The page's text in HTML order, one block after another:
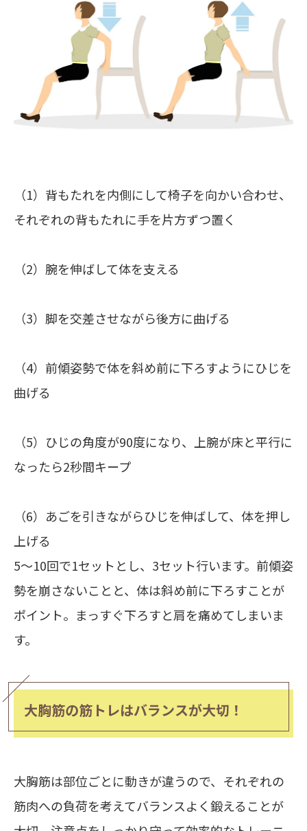
（1）背もたれを内側にして椅子を向かい合わせ、
それぞれの背もたれに手を片方ずつ置く
（2）腕を伸ばして体を支える
（3）脚を交差させながら後方に曲げる
（4）前傾姿勢で体を斜め前に下ろすようにひじを
曲げる
（5）ひじの角度が90度になり、上腕が床と平行に
なったら2秒間キープ
（6）あごを引きながらひじを伸ばして、体を押し
上げる
5～10回で1セットとし、3セット行います。前傾姿
勢を崩さないことと、体は斜め前に下ろすことが
ポイント。まっすぐ下ろすと肩を痛めてしまいま
す。
大胸筋の筋トレはバランスが大切！
大胸筋は部位ごとに動きが違うので、それぞれの
筋肉への負荷を考えてバランスよく鍛えることが